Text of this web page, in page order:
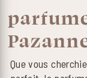
Que vous